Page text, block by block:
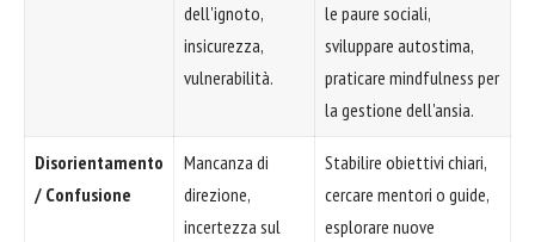
dell'ignoto,
insicurezza,
vulnerabilità.
le paure sociali,
sviluppare autostima,
praticare mindfulness per
la gestione dell'ansia.
Disorientamento
/ Confusione
Mancanza di
direzione,
incertezza sul
Stabilire obiettivi chiari,
cercare mentori o guide,
esplorare nuove